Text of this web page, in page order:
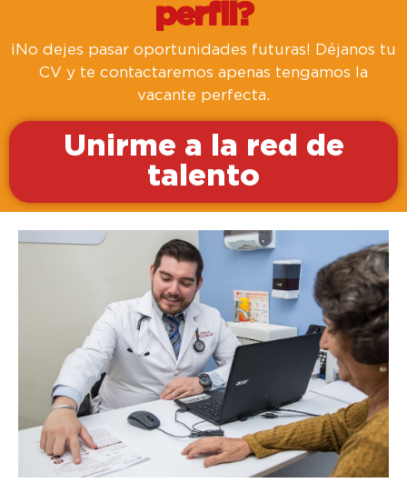
perfil?
¡No dejes pasar oportunidades futuras! Déjanos tu
CV y te contactaremos apenas tengamos la
vacante perfecta.
Unirme a la red de
talento